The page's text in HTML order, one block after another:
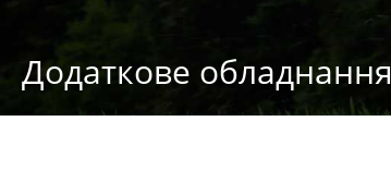
Додаткове обладнання